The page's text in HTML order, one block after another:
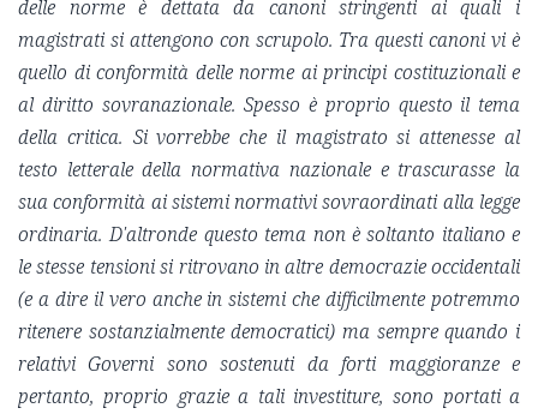
delle norme è dettata da canoni stringenti ai quali i
magistrati si attengono con scrupolo. Tra questi canoni vi è
quello di conformità delle norme ai principi costituzionali e
al diritto sovranazionale. Spesso è proprio questo il tema
della critica. Si vorrebbe che il magistrato si attenesse al
testo letterale della normativa nazionale e trascurasse la
sua conformità ai sistemi normativi sovraordinati alla legge
ordinaria. D'altronde questo tema non è soltanto italiano e
le stesse tensioni si ritrovano in altre democrazie occidentali
(e a dire il vero anche in sistemi che difficilmente potremmo
ritenere sostanzialmente democratici) ma sempre quando i
relativi Governi sono sostenuti da forti maggioranze e
pertanto, proprio grazie a tali investiture, sono portati a